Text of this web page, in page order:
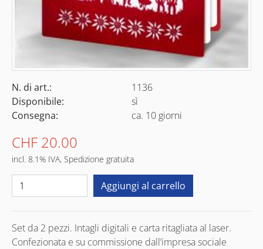
N. di art.:
1136
Disponibile:
sì
Consegna:
ca. 10 giorni
CHF 20.00
incl. 8.1% IVA, Spedizione gratuita
Set da 2 pezzi. Intagli digitali e carta ritagliata al laser.
Confezionata e su commissione dall’impresa sociale